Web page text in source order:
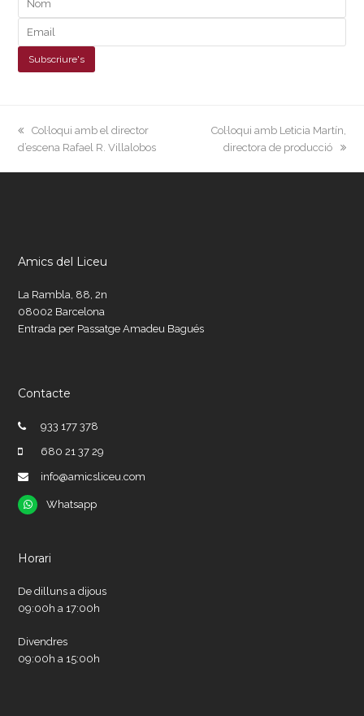
previous
post:
Col·loqui amb el director
d’escena Rafael R. Villalobos
next
post:
Col·loqui amb Leticia Martín,
directora de producció
Amics del Liceu
La Rambla, 88, 2n
08002 Barcelona
Entrada per Passatge Amadeu Bagués
Contacte
933 177 378
680 21 37 29
info@amicsliceu.com
Whatsapp
Whatsapp
Horari
De dilluns a dijous
09:00h a 17:00h
Divendres
09:00h a 15:00h